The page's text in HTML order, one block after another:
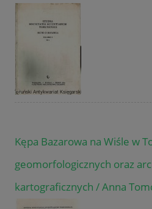
Kępa Bazarowa na Wiśle w
geomorfologicznych oraz
kartograficznych / Anna